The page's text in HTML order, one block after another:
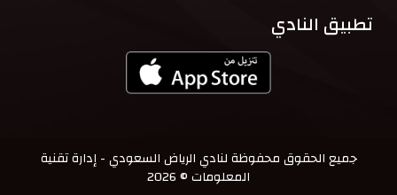
تطبيق النادي
جميع الحقوق محفوظة لنادي الرياض السعودي - إدارة تقنية
المعلومات © 2026